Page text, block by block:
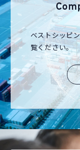
ベストシッピ
覧ください。